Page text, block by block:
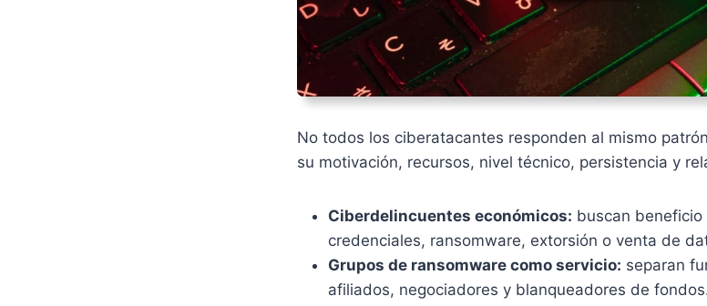
No todos los ciberatacantes responden al mismo
su motivación, recursos, nivel técnico, persistencia y
Ciberdelincuentes económicos: buscan
credenciales, ransomware, extorsión o venta de
Grupos de ransomware como servicio: separan
afiliados, negociadores y blanqueadores de